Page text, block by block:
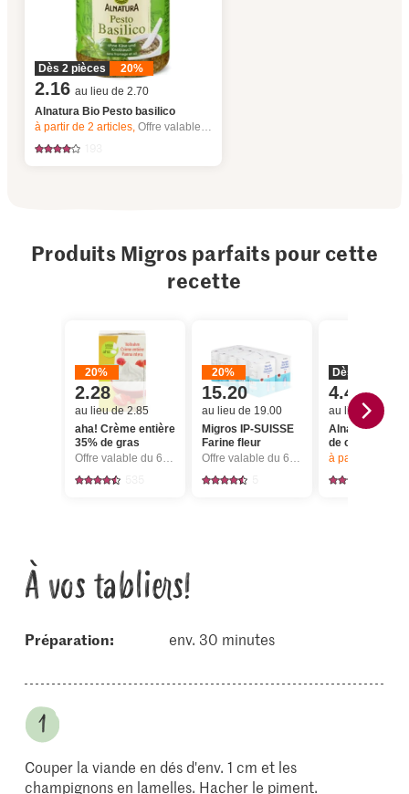
Dès 2 pièces 20%
2.16 au lieu de 2.70
Alnatura Bio Pesto basilico
à partir de 2articles,Offre valable du 6.8 au 12.8.2026, jusqu’à épuisement du stock.
Produits Migros parfaits pour cette
recette
20%
2.28
au lieu de 2.85
aha! Crème entière
35% de gras
Offre valable du 6.8 au 12.8.2026, jusqu’à épuisement du stock.
20%
15.20
au lieu de 19.00
Migros IP-SUISSE
Farine fleur
Offre valable du 6.8 au 12.8.2026, jusqu’à épuisement du stock.
Dès 2 pièces
4.40
au lieu de 5.50
Alnatura Bio
de colza
à partir de 2
À vos tabliers!
Préparation: env. 30 minutes
Couper la viande en dés d'env. 1 cm et les
champignons en lamelles. Hacher le piment.